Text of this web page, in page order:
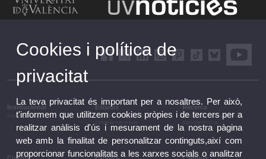
Institucional
Institucional
Estudis
Estudis i formació
Recerca
Recerca, innovació i
Cookies i política de
privacitat
La teva privacitat és important per a nosaltres. Per això,
t'informem que utilitzem cookies pròpies i de tercers per a
realitzar anàlisis d'ús i mesurament de la nostra pàgina
web amb la finalitat de personalitzar continguts,així com
proporcionar funcionalitats a les xarxes socials o analitzar